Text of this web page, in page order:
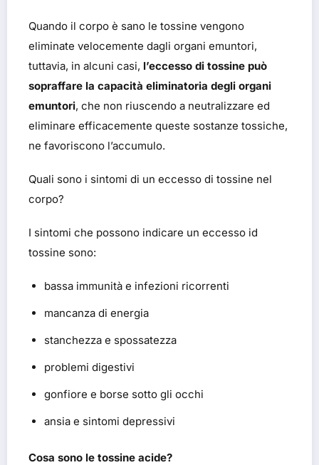
Quando il corpo è sano le tossine vengono
eliminate velocemente dagli organi emuntori,
tuttavia, in alcuni casi, l’eccesso di tossine può
sopraffare la capacità eliminatoria degli organi
emuntori, che non riuscendo a neutralizzare ed
eliminare efficacemente queste sostanze tossiche,
ne favoriscono l’accumulo.
Quali sono i sintomi di un eccesso di tossine nel
corpo?
I sintomi che possono indicare un eccesso id
tossine sono:
bassa immunità e infezioni ricorrenti
mancanza di energia
stanchezza e spossatezza
problemi digestivi
gonfiore e borse sotto gli occhi
ansia e sintomi depressivi
Cosa sono le tossine acide?